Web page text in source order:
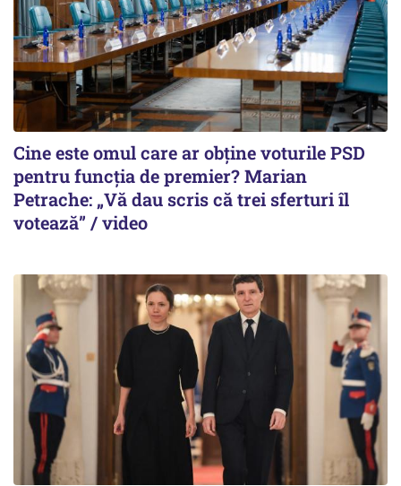
Cine este omul care ar obține voturile PSD
pentru funcția de premier? Marian
Petrache: „Vă dau scris că trei sferturi îl
votează” / video